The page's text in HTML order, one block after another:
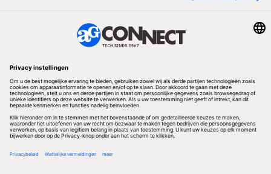
Volg ons
Redactionele partner